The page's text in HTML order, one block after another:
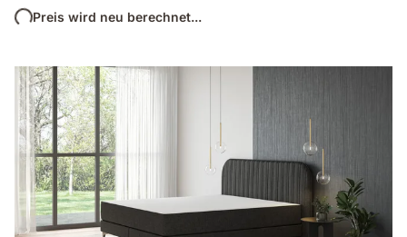
Preis wird neu berechnet...